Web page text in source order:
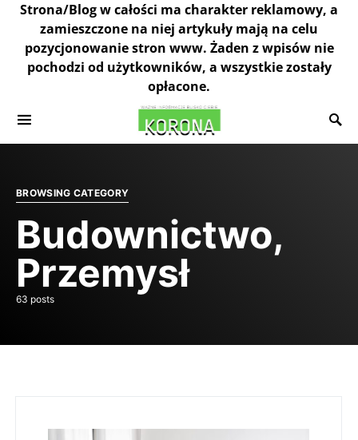
Strona/Blog w całości ma charakter reklamowy, a
zamieszczone na niej artykuły mają na celu
pozycjonowanie stron www. Żaden z wpisów nie
pochodzi od użytkowników, a wszystkie zostały
opłacone.
BROWSING CATEGORY
Budownictwo,
Przemysł
63 posts